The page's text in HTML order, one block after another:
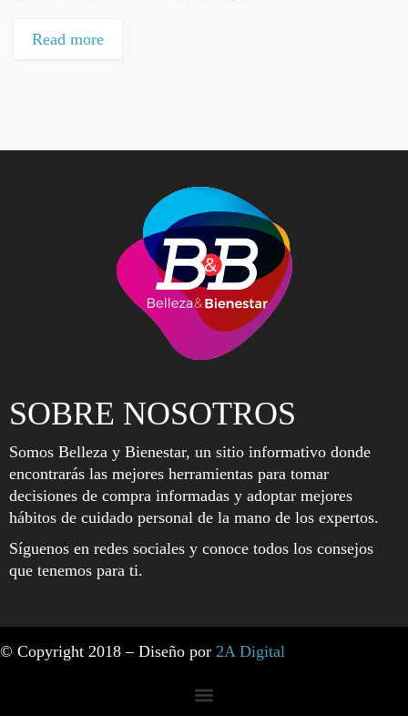
Read more
SOBRE NOSOTROS
Somos Belleza y Bienestar, un sitio informativo donde
encontrarás las mejores herramientas para tomar
decisiones de compra informadas y adoptar mejores
hábitos de cuidado personal de la mano de los expertos.
Síguenos en redes sociales y conoce todos los consejos
que tenemos para ti.
© Copyright 2018 – Diseño por 2A Digital